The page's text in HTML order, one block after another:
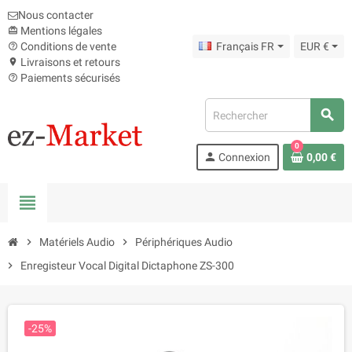
Nous contacter
card_giftcard Mentions légales
help_outline Conditions de vente
location_on Livraisons et retours
help_outline Paiements sécurisés
Français FR EUR €
search
person Connexion
0
0,00 €
view_headline
chevron_right Matériels Audio chevron_right
Périphériques Audio
chevron_right
Enregisteur Vocal Digital Dictaphone ZS-300
-25%